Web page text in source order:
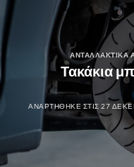
ΑΝΤΑΛΛΑΚΤΙΚΆ
Τακάκια
ΑΝΑΡΤΉΘΗΚΕ ΣΤΙΣ27